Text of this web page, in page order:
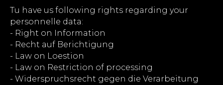
Tu have us following rights regarding your
personnelle data:
- Right on Information
- Recht auf Berichtigung
- Law on Loestion
- Law on Restriction of processing
- Widerspruchsrecht gegen die Verarbeitung